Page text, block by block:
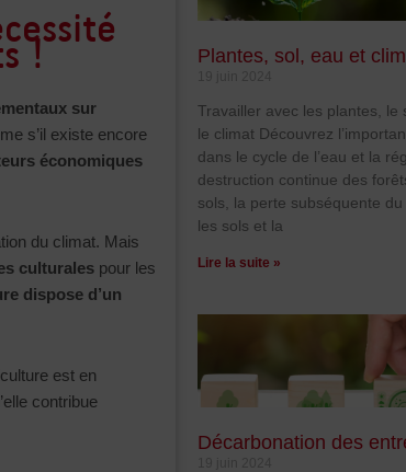
!
sur
s’il existe encore
économiques
du climat. Mais
culturalespour les
dispose d’un
est en
contribue
Plantes, sol, eau et
Travailler avec les plantes, le
le climat Découvrez
dans le cycle de l’eau et la
destruction continue des
sols, la perte subséquente
les sols et la
Lire la suite »
Décarbonation des